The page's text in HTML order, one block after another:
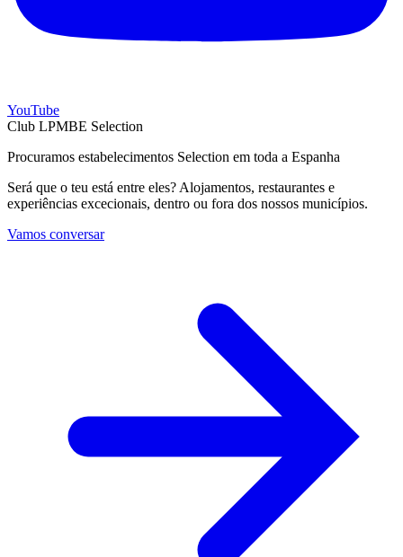
YouTube
Club LPMBE Selection
Procuramos estabelecimentos Selection em toda a Espanha
Será que o teu está entre eles? Alojamentos, restaurantes e
experiências excecionais, dentro ou fora dos nossos municípios.
Vamos conversar